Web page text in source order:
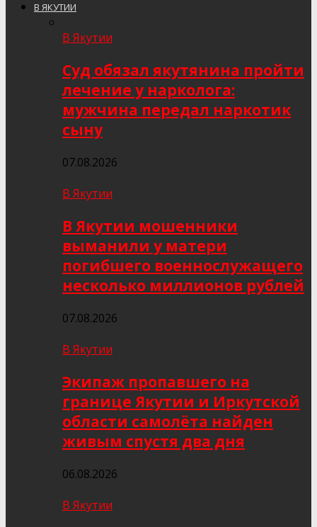
В ЯКУТИИ
В Якутии
Суд обязал якутянина пройти
лечение у нарколога:
мужчина передал наркотик
сыну
07.08.2026
В Якутии
В Якутии мошенники
выманили у матери
погибшего военнослужащего
несколько миллионов рублей
07.08.2026
В Якутии
Экипаж пропавшего на
границе Якутии и Иркутской
области самолёта найден
живым спустя два дня
06.08.2026
В Якутии